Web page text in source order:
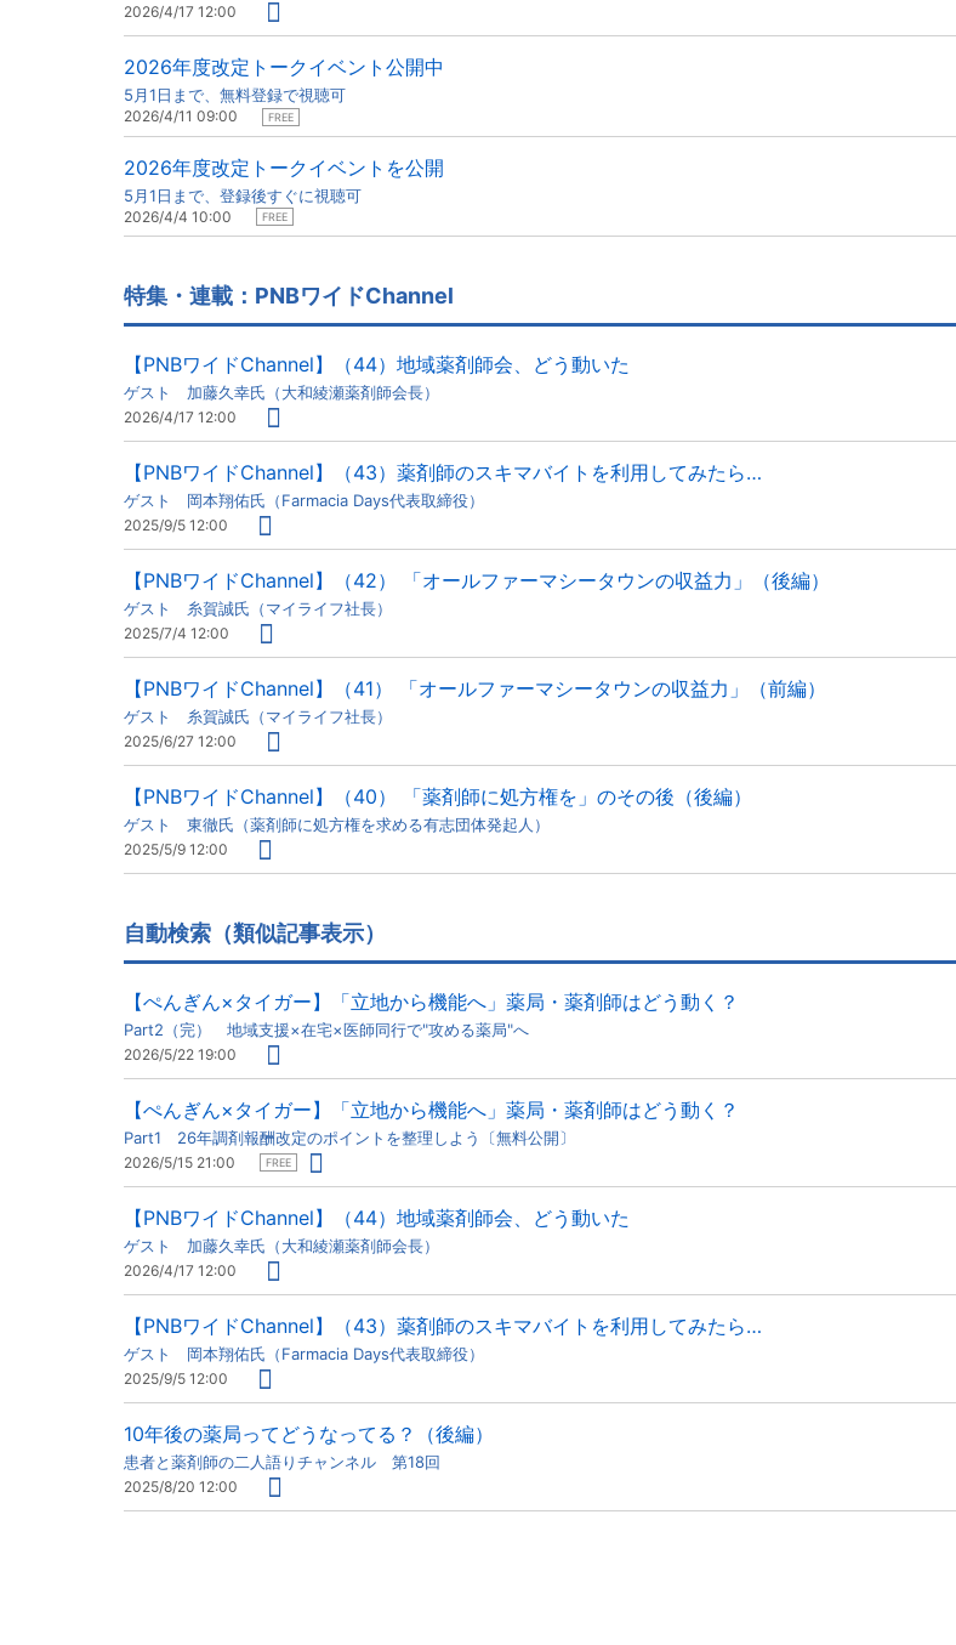
2026/4/17 12:00
2026年度改定トークイベント公開中
5月1日まで、無料登録で視聴可
2026/4/11 09:00 FREE
2026年度改定トークイベントを公開
5月1日まで、登録後すぐに視聴可
2026/4/4 10:00 FREE
特集・連載：PNBワイドChannel
【PNBワイドChannel】（44）地域薬剤師会、どう動いた
ゲスト 加藤久幸氏（大和綾瀬薬剤師会長）
2026/4/17 12:00
【PNBワイドChannel】（43）薬剤師のスキマバイトを利用してみたら…
ゲスト 岡本翔佑氏（Farmacia Days代表取締役）
2025/9/5 12:00
【PNBワイドChannel】（42） 「オールファーマシータウンの収益力」（後編）
ゲスト 糸賀誠氏（マイライフ社長）
2025/7/4 12:00
【PNBワイドChannel】（41） 「オールファーマシータウンの収益力」（前編）
ゲスト 糸賀誠氏（マイライフ社長）
2025/6/27 12:00
【PNBワイドChannel】（40） 「薬剤師に処方権を」のその後（後編）
ゲスト 東徹氏（薬剤師に処方権を求める有志団体発起人）
2025/5/9 12:00
自動検索（類似記事表示）
【ぺんぎん×タイガー】「立地から機能へ」薬局・薬剤師はどう動く？
Part2（完） 地域支援×在宅×医師同行で"攻める薬局"へ
2026/5/22 19:00
【ぺんぎん×タイガー】「立地から機能へ」薬局・薬剤師はどう動く？
Part1 26年調剤報酬改定のポイントを整理しよう〔無料公開〕
2026/5/15 21:00 FREE
【PNBワイドChannel】（44）地域薬剤師会、どう動いた
ゲスト 加藤久幸氏（大和綾瀬薬剤師会長）
2026/4/17 12:00
【PNBワイドChannel】（43）薬剤師のスキマバイトを利用してみたら…
ゲスト 岡本翔佑氏（Farmacia Days代表取締役）
2025/9/5 12:00
10年後の薬局ってどうなってる？（後編）
患者と薬剤師の二人語りチャンネル 第18回
2025/8/20 12:00